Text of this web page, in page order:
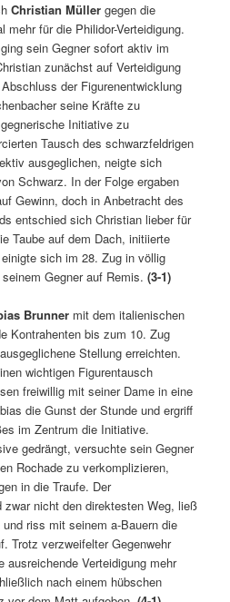
Christian Müller gegen die
mehr für die Philidor-Verteidigung.
sein Gegner sofort aktiv im
zunächst auf Verteidigung
der Figurenentwicklung
seine Kräfte zu
Initiative zu
Tausch des schwarzfeldrigen
ausgeglichen, neigte sich
Schwarz. In der Folge ergaben
Gewinn, doch in Anbetracht des
entschied sich Christian lieber für
Taube auf dem Dach, initiierte
sich im 28. Zug in völlig
Gegner auf Remis.(3-1)
Brunner mit dem italienischen
Kontrahenten bis zum 10. Zug
Stellung erreichten.
wichtigen Figurentausch
freiwillig mit seiner Dame in eine
die Gunst der Stunde und ergriff
im Zentrum die Initiative.
gedrängt, versuchte sein Gegner
Rochade zu verkomplizieren,
in die Traufe. Der
nicht den direktesten Weg, ließ
riss mit seinem a-Bauern die
Trotz verzweifelter Gegenwehr
ausreichende Verteidigung mehr
nach einem hübschen